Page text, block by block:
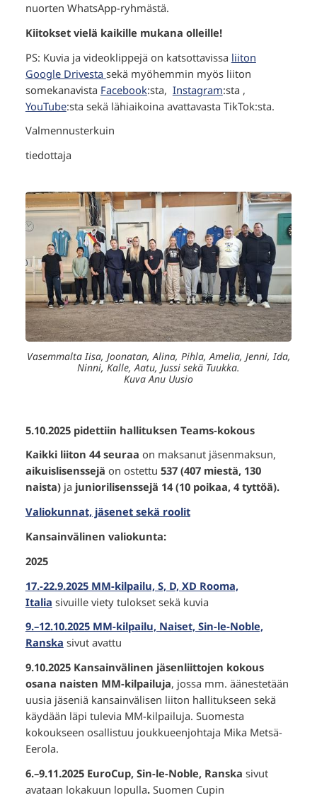
nuorten WhatsApp-ryhmästä.
Kiitokset vielä kaikille mukana olleille!
PS: Kuvia ja videoklippejä on katsottavissa liiton
Google Drivesta sekä myöhemmin myös liiton
somekanavista Facebook:sta, Instagram:sta ,
YouTube:sta sekä lähiaikoina avattavasta TikTok:sta.
Valmennusterkuin
tiedottaja
Vasemmalta Iisa, Joonatan, Alina, Pihla, Amelia, Jenni, Ida,
Ninni, Kalle, Aatu, Jussi sekä Tuukka.
Kuva Anu Uusio
5.10.2025 pidettiin hallituksen Teams-kokous
Kaikki liiton 44 seuraa on maksanut jäsenmaksun,
aikuislisenssejä on ostettu 537 (407 miestä, 130
naista)ja juniorilisenssejä 14 (10 poikaa, 4 tyttöä).
Valiokunnat, jäsenet sekä roolit
Kansainvälinen valiokunta:
2025
17.-22.9.2025 MM-kilpailu, S, D, XD Rooma,
Italia sivuille viety tulokset sekä kuvia
9.–12.10.2025 MM-kilpailu, Naiset, Sin-le-Noble,
Ranska sivut avattu
9.10.2025 Kansainvälinen jäsenliittojen kokous
osana naisten MM-kilpailuja, jossa mm. äänestetään
uusia jäseniä kansainvälisen liiton hallitukseen sekä
käydään läpi tulevia MM-kilpailuja. Suomesta
kokoukseen osallistuu joukkueenjohtaja Mika Metsä-
Eerola.
6.–9.11.2025 EuroCup, Sin-le-Noble, Ranska sivut
avataan lokakuun lopulla. Suomen Cupin